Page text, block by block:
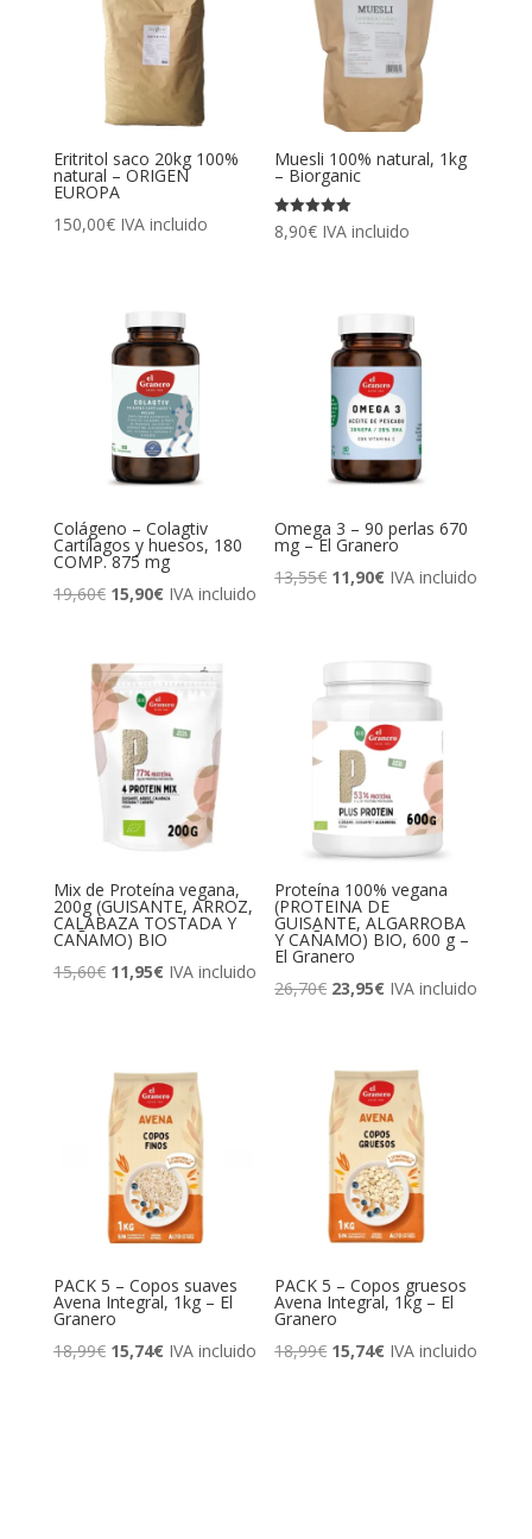
Eritritol saco 20kg 100%
natural – ORIGEN
EUROPA
150,00€ IVA incluido
Muesli 100% natural, 1kg
– Biorganic
Valorado
con
8,90€ IVA incluido
Colágeno – Colagtiv
Cartílagos y huesos, 180
COMP. 875 mg
19,60€ El
era:
19,60€.
15,90€El
15,90€.
IVA incluido
Omega 3 – 90 perlas 670
mg – El Granero
13,55€ El
11,90€El
es:
11,90€.
IVA incluido
Mix de Proteína vegana,
200g (GUISANTE, ARROZ,
CALABAZA TOSTADA Y
CAÑAMO) BIO
15,60€ El
15,60€.
11,95€El
11,95€.
IVA incluido
Proteína 100% vegana
(PROTEINA DE
GUISANTE, ALGARROBA
Y CAÑAMO) BIO, 600 g –
El Granero
26,70€ El
era:
26,70€.
23,95€El
es:
23,95€.
IVA incluido
PACK 5 – Copos suaves
Avena Integral, 1kg – El
Granero
18,99€ El
15,74€ElIVA incluido
PACK 5 – Copos gruesos
Avena Integral, 1kg – El
Granero
18,99€ El
15,74€ElIVA incluido